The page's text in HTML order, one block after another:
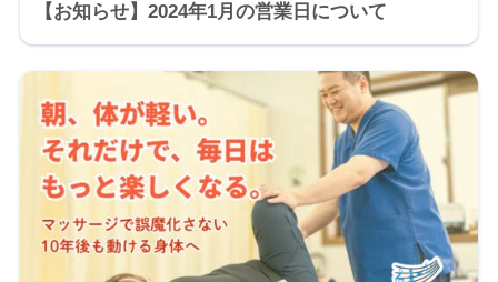
【お知らせ】2024年1月の営業日について